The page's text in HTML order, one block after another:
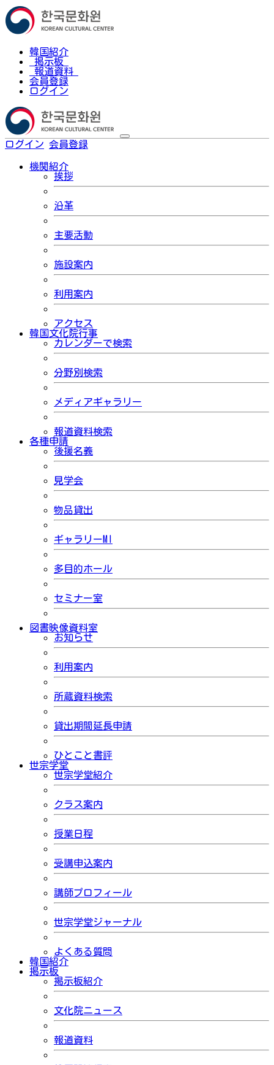
韓国紹介
掲示板
報道資料
会員登録
ログイン
ログイン 会員登録
機関紹介
挨拶
沿革
主要活動
施設案内
利用案内
アクセス
韓国文化院行事
カレンダーで検索
分野別検索
メディアギャラリー
報道資料検索
各種申請
後援名義
見学会
物品貸出
ギャラリーMI
多目的ホール
セミナー室
図書映像資料室
お知らせ
利用案内
所蔵資料検索
貸出期間延長申請
ひとこと書評
世宗学堂
世宗学堂紹介
クラス案内
授業日程
受講申込案内
講師プロフィール
世宗学堂ジャーナル
よくある質問
韓国紹介
掲示板
掲示板紹介
文化院ニュース
報道資料